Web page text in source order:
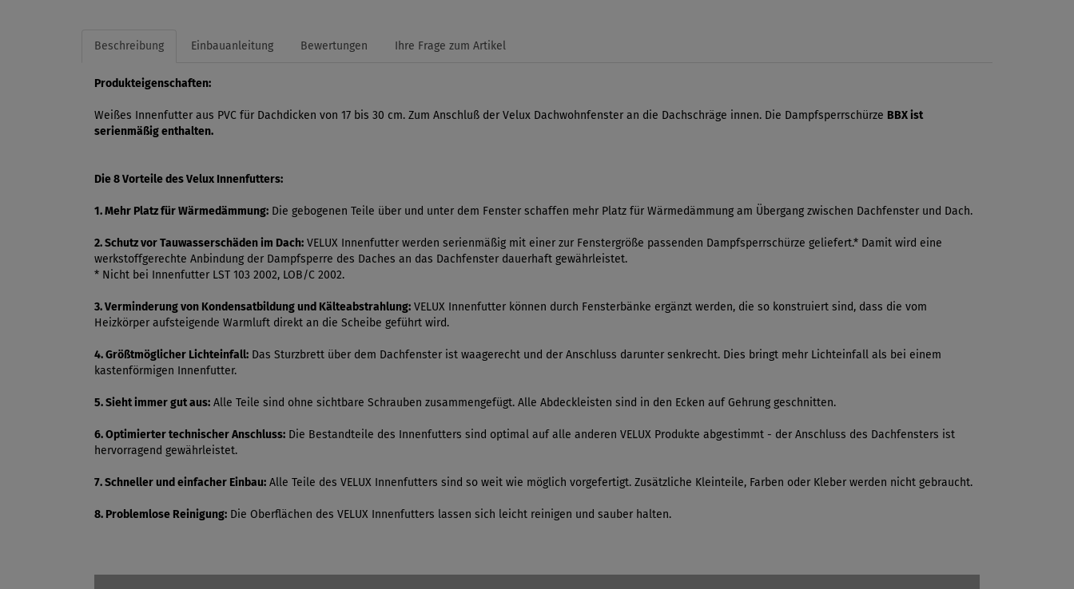
Beschreibung Einbauanleitung Bewertungen Ihre Frage zum Artikel
Produkteigenschaften:
Weißes Innenfutter aus PVC für Dachdicken von 17 bis 30 cm. Zum Anschluß der Velux Dachwohnfenster an die Dachschräge innen. Die Dampfsperrschürze BBX ist
serienmäßig enthalten.
Die 8 Vorteile des Velux Innenfutters:
1. Mehr Platz für Wärmedämmung: Die gebogenen Teile über und unter dem Fenster schaffen mehr Platz für Wärmedämmung am Übergang zwischen Dachfenster und Dach.
2. Schutz vor Tauwasserschäden im Dach: VELUX Innenfutter werden serienmäßig mit einer zur Fenstergröße passenden Dampfsperrschürze geliefert.* Damit wird eine
werkstoffgerechte Anbindung der Dampfsperre des Daches an das Dachfenster dauerhaft gewährleistet.
* Nicht bei Innenfutter LST 103 2002, LOB/C 2002.
3. Verminderung von Kondensatbildung und Kälteabstrahlung: VELUX Innenfutter können durch Fensterbänke ergänzt werden, die so konstruiert sind, dass die vom
Heizkörper aufsteigende Warmluft direkt an die Scheibe geführt wird.
4. Größtmöglicher Lichteinfall: Das Sturzbrett über dem Dachfenster ist waagerecht und der Anschluss darunter senkrecht. Dies bringt mehr Lichteinfall als bei einem
kastenförmigen Innenfutter.
5. Sieht immer gut aus: Alle Teile sind ohne sichtbare Schrauben zusammengefügt. Alle Abdeckleisten sind in den Ecken auf Gehrung geschnitten.
6. Optimierter technischer Anschluss: Die Bestandteile des Innenfutters sind optimal auf alle anderen VELUX Produkte abgestimmt - der Anschluss des Dachfensters ist
hervorragend gewährleistet.
7. Schneller und einfacher Einbau: Alle Teile des VELUX Innenfutters sind so weit wie möglich vorgefertigt. Zusätzliche Kleinteile, Farben oder Kleber werden nicht gebraucht.
8. Problemlose Reinigung: Die Oberflächen des VELUX Innenfutters lassen sich leicht reinigen und sauber halten.